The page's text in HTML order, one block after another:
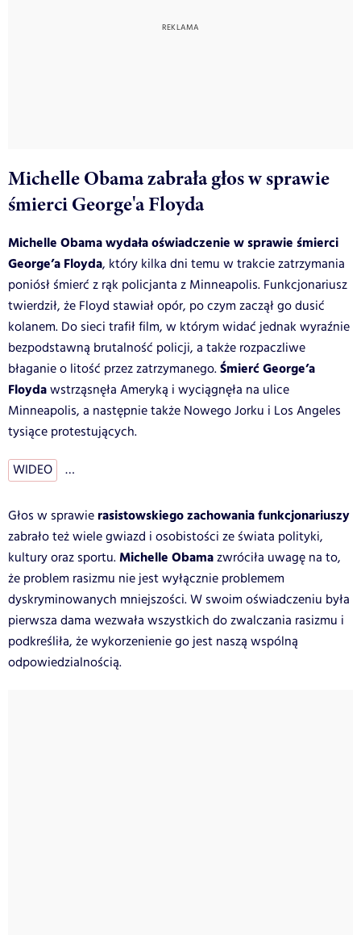
Michelle Obama zabrała głos w sprawie
śmierci George'a Floyda
Michelle Obama wydała oświadczenie w sprawie śmierci
George’a Floyda, który kilka dni temu w trakcie zatrzymania
poniósł śmierć z rąk policjanta z Minneapolis. Funkcjonariusz
twierdził, że Floyd stawiał opór, po czym zaczął go dusić
kolanem. Do sieci trafił film, w którym widać jednak wyraźnie
bezpodstawną brutalność policji, a także rozpaczliwe
błaganie o litość przez zatrzymanego.Śmierć George’a
Floydawstrząsnęła Ameryką i wyciągnęła na ulice
Minneapolis, a następnie także Nowego Jorku i Los Angeles
tysiące protestujących.
WIDEO …
Głos w sprawie rasistowskiego zachowania funkcjonariuszy
zabrało też wiele gwiazd i osobistości ze świata polityki,
kultury oraz sportu.Michelle Obamazwróciła uwagę na to,
że problem rasizmu nie jest wyłącznie problemem
dyskryminowanych mniejszości. W swoim oświadczeniu była
pierwsza dama wezwała wszystkich do zwalczania rasizmu i
podkreśliła, że wykorzenienie go jest naszą wspólną
odpowiedzialnością.